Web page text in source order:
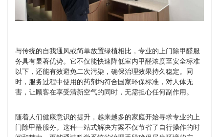
与传统的自我通风或简单放置绿植相比，专业的上门除甲醛服
务具有显著优势。它不仅能快速降低室内甲醛浓度至安全标准
以下，还能有效避免二次污染，确保治理效果持久稳定。同
时，服务过程中使用的药剂均符合国家环保标准，对人体无
害，让顾客在享受清新空气的同时，无需担心任何副作用。
随着人们健康意识的提升，越来越多的家庭开始寻求专业的上
门除甲醛服务。这种一站式解决方案不仅节省了自行操作的时